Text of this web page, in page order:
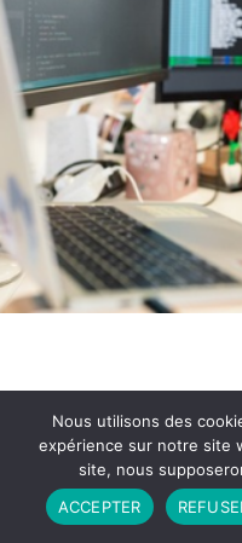
Partenariat Contact
Copyright © 2026 -
Nous utilisons des
expérience sur notre site
site, nous
ACCEPTER